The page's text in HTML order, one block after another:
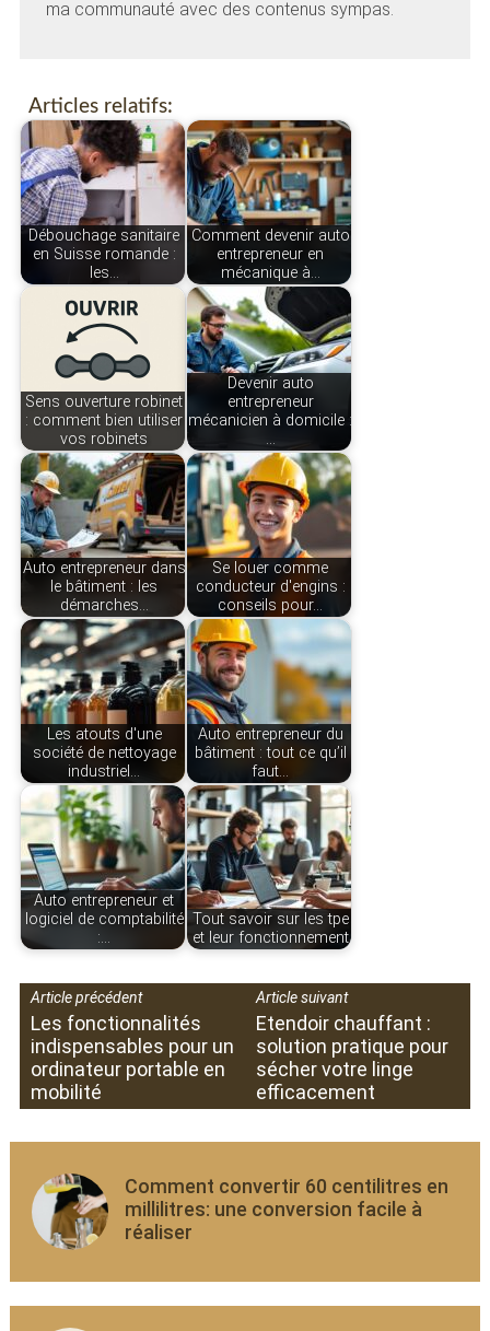
ma communauté avec des contenus sympas.
Articles relatifs:
Débouchage sanitaire
en Suisse romande :
les…
Comment devenir auto
entrepreneur en
mécanique à…
Sens ouverture robinet
: comment bien utiliser
vos robinets
Devenir auto
entrepreneur
mécanicien à domicile :
…
Auto entrepreneur dans
le bâtiment : les
démarches…
Se louer comme
conducteur d'engins :
conseils pour…
Les atouts d'une
société de nettoyage
industriel…
Auto entrepreneur du
bâtiment : tout ce qu’il
faut…
Auto entrepreneur et
logiciel de comptabilité
:…
Tout savoir sur les tpe
et leur fonctionnement
Article précédent
Les fonctionnalités
indispensables pour un
ordinateur portable en
mobilité
Article suivant
Etendoir chauffant :
solution pratique pour
sécher votre linge
efficacement
Comment convertir 60 centilitres en
millilitres: une conversion facile à
réaliser